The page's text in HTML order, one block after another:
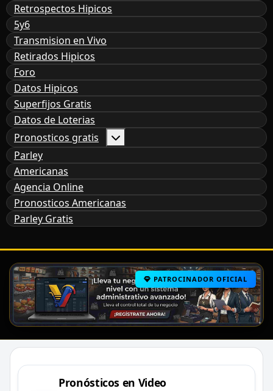
Retrospectos Hipicos
5y6
Transmision en Vivo
Retirados Hipicos
Foro
Datos Hipicos
Superfijos Gratis
Datos de Loterias
Pronosticos gratis
Parley
Americanas
Agencia Online
Pronosticos Americanas
Parley Gratis
PATROCINADOR OFICIAL
Pronósticos en Video